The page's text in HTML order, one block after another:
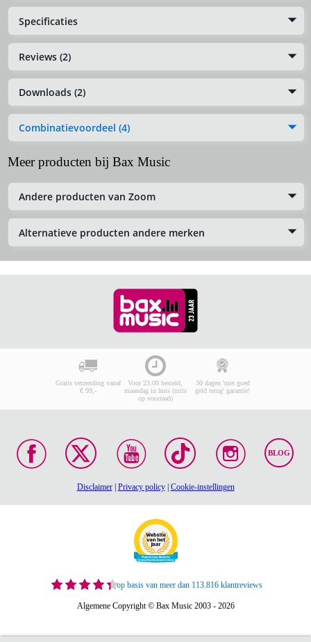
Specificaties
Reviews (2)
Downloads (2)
Combinatievoordeel (4)
Meer producten bij Bax Music
Andere producten van Zoom
Alternatieve producten andere merken
Gratis verzending vanaf
€ 99,-
Voor 23:00 besteld,
maandag in huis (mits
op voorraad)
30 dagen 'niet goed
geld terug' garantie!
BLOG
Disclaimer| Privacy policy| Cookie-instellingen
op basis van meer dan 113.816 klantreviews
Algemene Copyright © Bax Music 2003 - 2026